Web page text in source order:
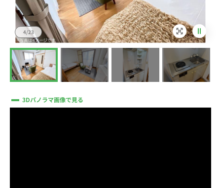
4/23
3Dパノラマ画像で見る